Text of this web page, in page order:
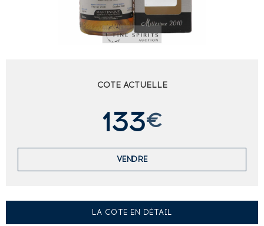
COTE ACTUELLE
133€
VENDRE
LA COTE EN DÉTAIL